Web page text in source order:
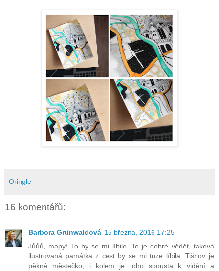
Oringle
16 komentářů:
Barbora Grünwaldová 15 března, 2016 17:25
Jůůů, mapy! To by se mi líbilo. To je dobré vědět, taková
ilustrovaná památka z cest by se mi tuze líbila. Tišnov je
pěkné městečko, i kolem je toho spousta k vidění a